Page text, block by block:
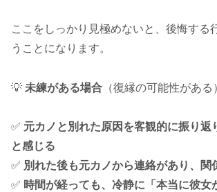
ここをしっかり見極めないと、後悔する
うことになります。
💡 未練がある場合 （復縁の可能性がある
✅ 元カノと別れた原因を客観的に振り返
と感じる
✅ 別れた後も元カノから連絡があり、関
✅ 時間が経っても、冷静に「本当に彼女